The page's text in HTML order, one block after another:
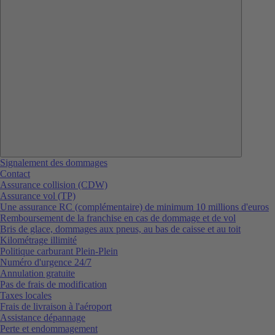
Signalement des dommages
Contact
Assurance collision (CDW)
Assurance vol (TP)
Une assurance RC (complémentaire) de minimum 10 millions d'euros
Remboursement de la franchise en cas de dommage et de vol
Bris de glace, dommages aux pneus, au bas de caisse et au toit
Kilométrage illimité
Politique carburant Plein-Plein
Numéro d'urgence 24/7
Annulation gratuite
Pas de frais de modification
Taxes locales
Frais de livraison à l'aéroport
Assistance dépannage
Perte et endommagement